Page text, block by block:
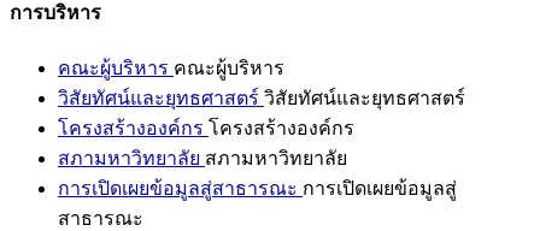
การบริหาร
คณะผู้บริหาร คณะผู้บริหาร
วิสัยทัศน์และยุทธศาสตร์ วิสัยทัศน์และยุทธศาสตร์
โครงสร้างองค์กร โครงสร้างองค์กร
สภามหาวิทยาลัย สภามหาวิทยาลัย
การเปิดเผยข้อมูลสู่สาธารณะ การเปิดเผยข้อมูลสู่
สาธารณะ